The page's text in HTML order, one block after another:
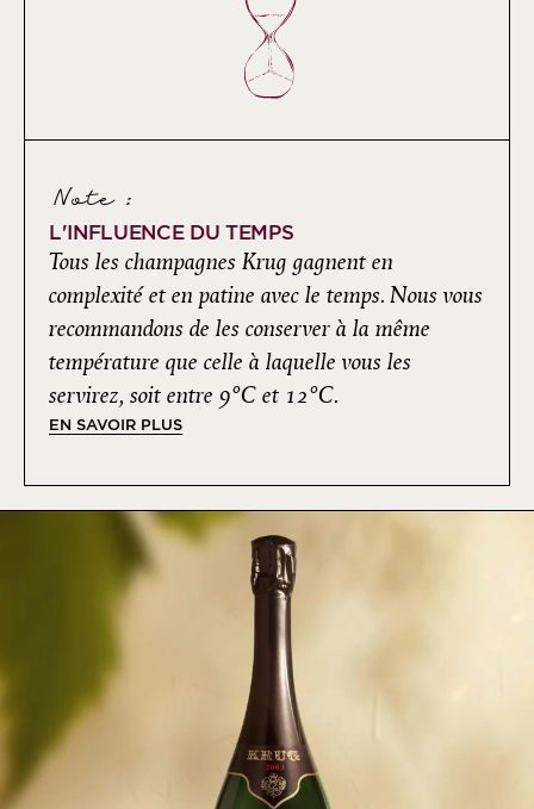
Note :
L'INFLUENCE DU TEMPS
Tous les champagnes Krug gagnent en
complexité et en patine avec le temps. Nous vous
recommandons de les conserver à la même
température que celle à laquelle vous les
servirez, soit entre 9°C et 12°C.
EN SAVOIR PLUS